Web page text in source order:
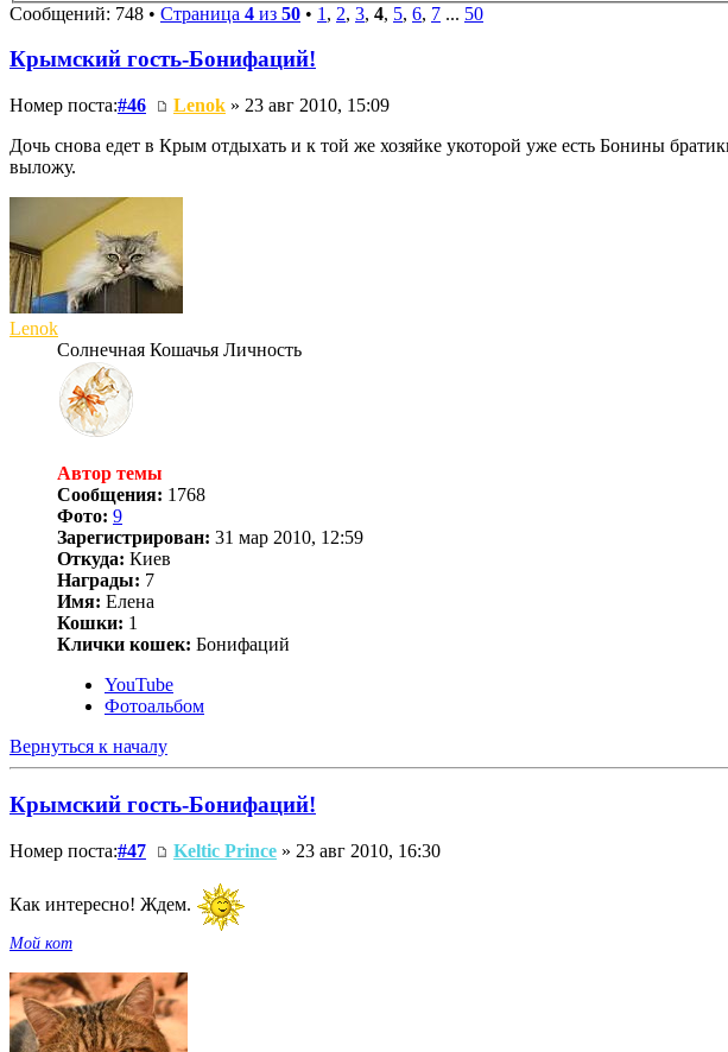
Сообщений: 748 • Страница 4 из 50 • 1 , 2, 3, 4, 5, 6, 7 ... 50
Крымский гость-Бонифаций!
Номер поста:#46 Lenok » 23 авг 2010, 15:09
Дочь снова едет в Крым отдыхать и к той же хозяйке укоторой уже есть Бонины
выложу.
Lenok
Солнечная Кошачья Личность
Автор темы
Сообщения: 1768
Фото: 9
Зарегистрирован: 31 мар 2010, 12:59
Откуда: Киев
Награды: 7
Имя: Елена
Кошки: 1
Клички кошек: Бонифаций
YouTube
Фотоальбом
Вернуться к началу
Крымский гость-Бонифаций!
Номер поста:#47 Keltic Prince » 23 авг 2010, 16:30
Как интересно! Ждем.
Мой кот